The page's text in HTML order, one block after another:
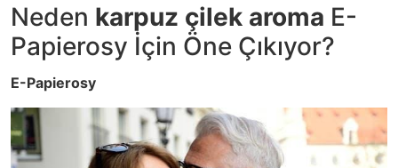
Neden karpuz çilek aroma E-
Papierosy İçin Öne Çıkıyor?
E-Papierosy